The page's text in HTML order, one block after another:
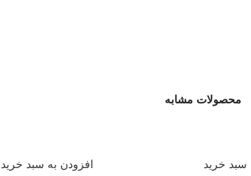
محصولات مشابه
سبد خرید افزودن به سبد خرید